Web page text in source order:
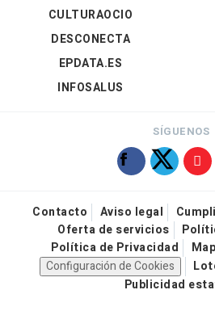
CULTURAOCIO
DESCONECTA
EPDATA.ES
INFOSALUS
SÍGUENOS
Contacto Aviso legal
Oferta de servicios
Política de Privacidad
Configuración de Cookies
Publicidad